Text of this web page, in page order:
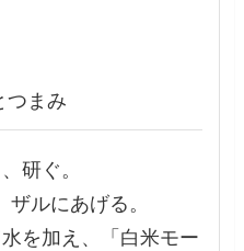
つまみ
研ぐ。
ルにあげる。
を加え、「白米モー